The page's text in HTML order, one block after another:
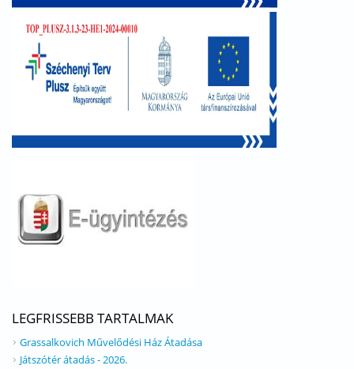
LEGFRISSEBB TARTALMAK
Grassalkovich Művelődési Ház Átadása
Játszótér átadás - 2026.